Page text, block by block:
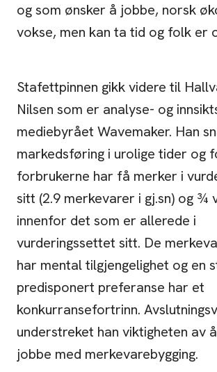
og som ønsker å jobbe, norsk
vokse, men kan ta tid og folk er
Stafettpinnen gikk videre til
Nilsen som er analyse- og
mediebyrået Wavemaker. Han
markedsføring i urolige tider og
forbrukerne har få merker i
sitt (2.9 merkevarer i gj.sn) og ¾
innenfor det som er allerede i
vurderingssettet sitt. De
har mental tilgjengelighet og en
predisponert preferanse har et
konkurransefortrinn.
understreket han viktigheten av
jobbe med merkevarebygging.